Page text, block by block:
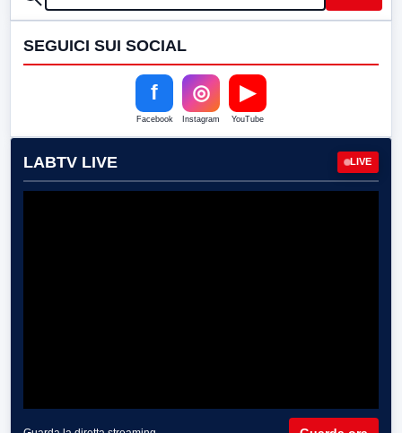
SEGUICI SUI SOCIAL
f
Facebook
◎
Instagram
▶
YouTube
LABTV LIVE LIVE